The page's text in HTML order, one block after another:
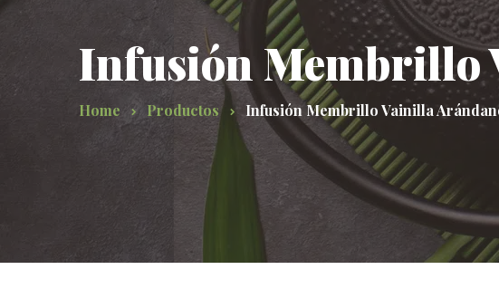
Infusión Membrillo
Home Productos Infusión Membrillo Vainilla